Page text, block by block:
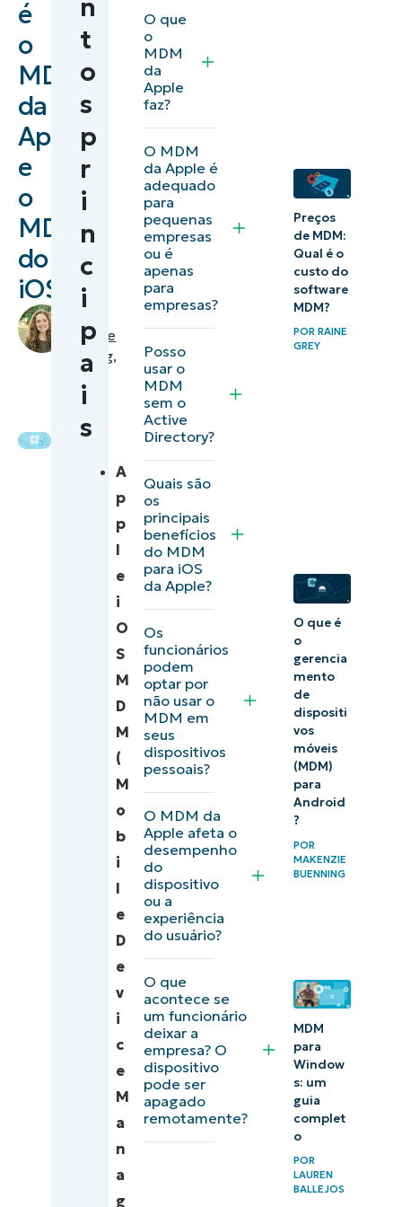
é
o
MDM
da
Apple
e
o
MDM
do
iOS?
Makenzie
Buenning,
A
mudança
para o
trabalho
remoto e
seu
efeito no
Por que o
MDM é
essencial
empresas
modernas?
funcionam
o MDM da
Apple e o
MDM do
iOS?
Principais
benefícios
soluções
MDM da
Apple
7 Práticas
para o
gerenciamento
de soluções
MDM da Apple
Solução
problemas
comuns
soluções
MDM da
Apple
gerenciamento
n
t
o
s
p
r
i
n
c
i
p
a
i
s
A
p
p
l
e
i
O
S
M
D
M
(
M
o
b
i
l
e
D
e
v
i
c
e
M
a
n
a
g
O que
o
MDM
da
Apple
faz?
O MDM
da Apple é
adequado
para
pequenas
empresas
ou é
apenas
para
empresas?
Posso
usar o
MDM
sem o
Active
Directory?
Quais são
os
principais
benefícios
do MDM
para iOS
da Apple?
Os
funcionários
podem
optar por
não usar o
MDM em
seus
dispositivos
pessoais?
O MDM da
Apple afeta o
desempenho
do
dispositivo
ou a
experiência
do usuário?
O que
acontece se
um funcionário
deixar a
empresa? O
dispositivo
pode ser
apagado
remotamente?
Preços
de MDM:
Qual é o
custo do
software
MDM?
PORRAINE
GREY
O que é
o
gerencia
mento
de
dispositi
vos
móveis
(MDM)
para
Android
?
POR
MAKENZIE
BUENNING
MDM
para
Window
s: um
guia
complet
o
POR
LAUREN
BALLEJOS